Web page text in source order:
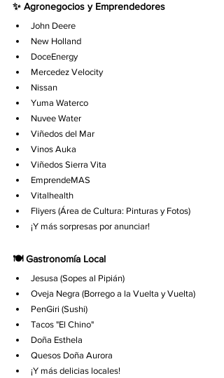
✨ Agronegocios y Emprendedores
John Deere
New Holland
DoceEnergy
Mercedez Velocity
Nissan
Yuma Waterco
Nuvee Water
Viñedos del Mar
Vinos Auka
Viñedos Sierra Vita
EmprendeMAS
Vitalhealth
Fliyers (Área de Cultura: Pinturas y Fotos)
¡Y más sorpresas por anunciar!
🍽️ Gastronomía Local
Jesusa (Sopes al Pipián)
Oveja Negra (Borrego a la Vuelta y Vuelta)
PenGiri (Sushi)
Tacos "El Chino"
Doña Esthela
Quesos Doña Aurora
¡Y más delicias locales!